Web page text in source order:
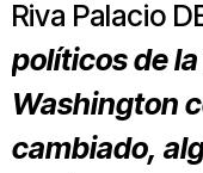
Riva Palacio
políticos de
Washington
cambiado,